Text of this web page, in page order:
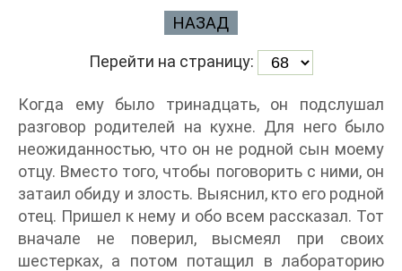
НАЗАД
Перейти на страницу:
Когда ему было тринадцать, он подслушал
разговор родителей на кухне. Для него было
неожиданностью, что он не родной сын моему
отцу. Вместо того, чтобы поговорить с ними, он
затаил обиду и злость. Выяснил, кто его родной
отец. Пришел к нему и обо всем рассказал. Тот
вначале не поверил, высмеял при своих
шестерках, а потом потащил в лабораторию